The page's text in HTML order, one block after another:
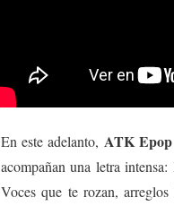
En este adelanto, ATK Epop
acompañan una letra
Voces que te rozan,